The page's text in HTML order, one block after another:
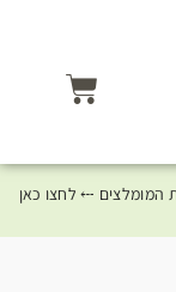
המומלצים ⤎ לחצו כאן